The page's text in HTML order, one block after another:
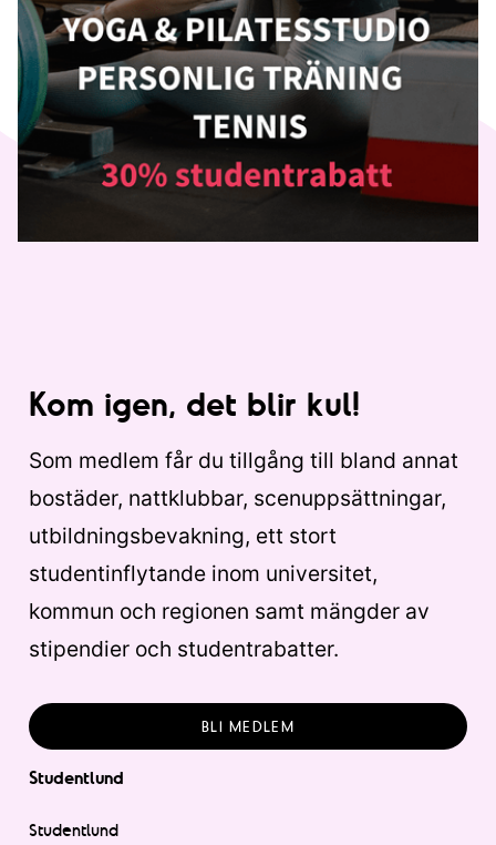
Kom igen, det blir kul!
Som medlem får du tillgång till bland annat
bostäder, nattklubbar, scenuppsättningar,
utbildningsbevakning, ett stort
studentinflytande inom universitet,
kommun och regionen samt mängder av
stipendier och studentrabatter.
BLI MEDLEM
Studentlund
Studentlund